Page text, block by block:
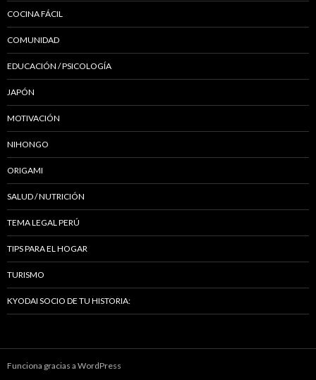
COCINA FÁCIL
COMUNIDAD
EDUCACIÓN / PSICOLOGÍA
JAPÓN
MOTIVACIÓN
NIHONGO
ORIGAMI
SALUD / NUTRICIÓN
TEMA LEGAL PERÚ
TIPS PARA EL HOGAR
TURISMO
KYODAI SOCIO DE TU HISTORIA:
Funciona gracias a WordPress